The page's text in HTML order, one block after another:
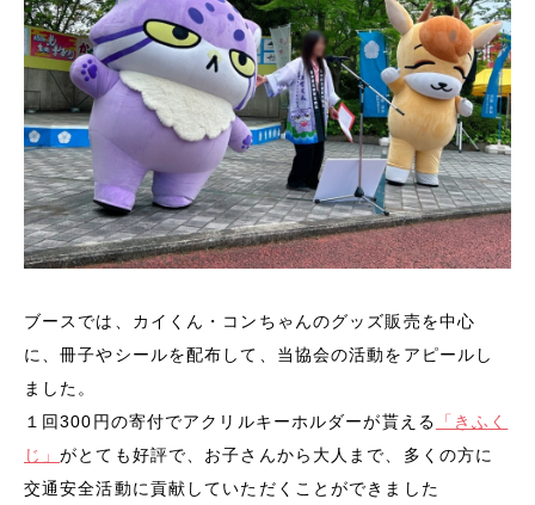
ブースでは、カイくん・コンちゃんのグッズ販売を中心
に、冊子やシールを配布して、当協会の活動をアピールし
ました。
１回300円の寄付でアクリルキーホルダーが貰える
「きふく
じ」がとても好評で、お子さんから大人まで、多くの方に
交通安全活動に貢献していただくことができました